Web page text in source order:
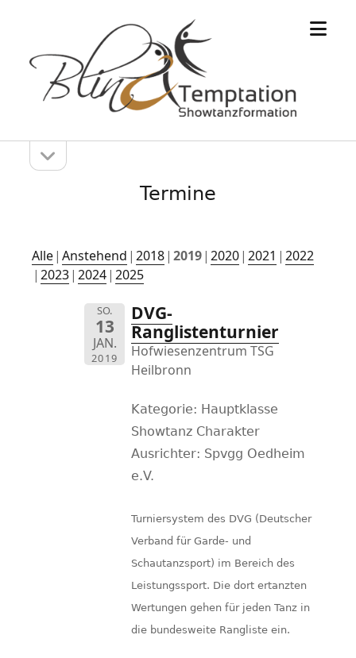
Menü
Seitenleiste
öffnen
Termine
Alle Anstehend 2018 2019 2020 2021
2022
2023 2024 2025
SO.
13
JAN.
2019
DVG-
Ranglistenturnier
Hofwiesenzentrum TSG
Heilbronn
Kategorie: Hauptklasse
Showtanz Charakter
Ausrichter: Spvgg Oedheim
e.V.
Turniersystem des DVG (Deutscher
Verband für Garde- und
Schautanzsport) im Bereich des
Leistungssport. Die dort ertanzten
Wertungen gehen für jeden Tanz in
die bundesweite Rangliste ein.